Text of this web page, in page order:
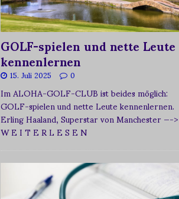
GOLF-spielen und nette Leute
kennenlernen
15. Juli 2025 0
Im ALOHA-GOLF-CLUB ist beides möglich:
GOLF-spielen und nette Leute kennenlernen.
Erling Haaland, Superstar von Manchester—->
W E I T E R L E S E N